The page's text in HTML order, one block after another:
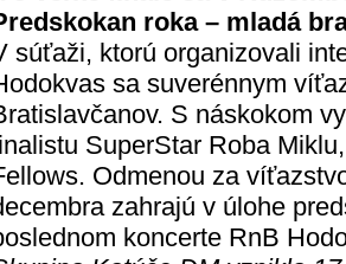
roka – mladá
súťaži, ktorú organizovali
sa suverénnym
S náskokom
SuperStar Roba
Odmenou za
zahrajú v úlohe
koncerte RnB